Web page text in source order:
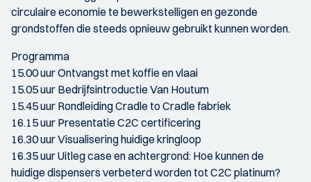
circulaire economie te bewerkstelligen en gezonde
grondstoffen die steeds opnieuw gebruikt kunnen worden.
Programma
15.00 uur Ontvangst met koffie en vlaai
15.05 uur Bedrijfsintroductie Van Houtum
15.45 uur Rondleiding Cradle to Cradle fabriek
16.15 uur Presentatie C2C certificering
16.30 uur Visualisering huidige kringloop
16.35 uur Uitleg case en achtergrond: Hoe kunnen de
huidige dispensers verbeterd worden tot C2C platinum?